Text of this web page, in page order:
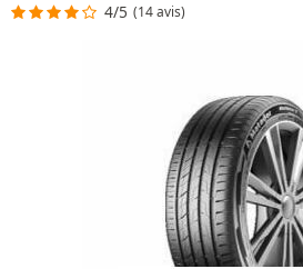
4/5 (14 avis)